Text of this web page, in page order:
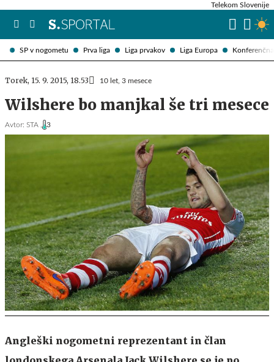
SP v nogometu Prva liga Liga prvakov Liga Europa
Telekom Slovenije
Torek, 15. 9. 2015, 18.53 10 let, 3 mesece
Wilshere bo manjkal še tri mesece
Avtor: STA , 3
Angleški nogometni reprezentant in član